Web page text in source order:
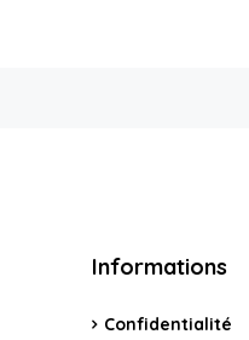
Informations
Confidentialité